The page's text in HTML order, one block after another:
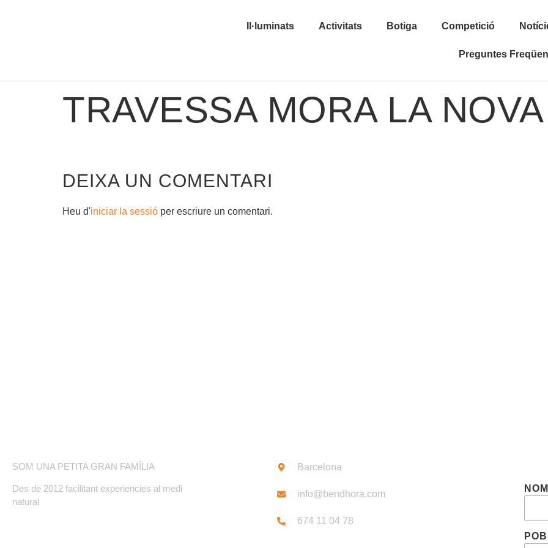
Il·luminats Activitats Botiga Competició
Preguntes
TRAVESSA MORA LA NOVA
DEIXA UN COMENTARI
Heu d'iniciar la sessió per escriure un comentari.
SOM UNA PETITA GRAN FAMÍLIA
Des de 2012 facilitant experiencies al medi
natural
Barcelona
info@bendhora.com
674 11 04 78
NOM